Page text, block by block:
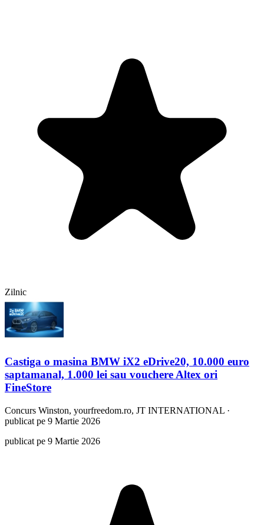
Zilnic
Castiga o masina BMW iX2 eDrive20, 10.000 euro
saptamanal, 1.000 lei sau vouchere Altex ori
FineStore
Concurs Winston, yourfreedom.ro, JT INTERNATIONAL ·
publicat pe 9 Martie 2026
publicat pe 9 Martie 2026